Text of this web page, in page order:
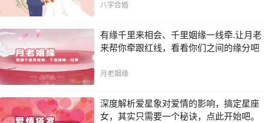
八字合婚
有缘千里来相会、千里姻缘一线牵.让月老
来帮你牵跟红线，看看你们之间的缘分吧
月老姻缘
深度解析爱星象对爱情的影响，搞定星座
女，其实只需要一个秘诀，点此开始吧。